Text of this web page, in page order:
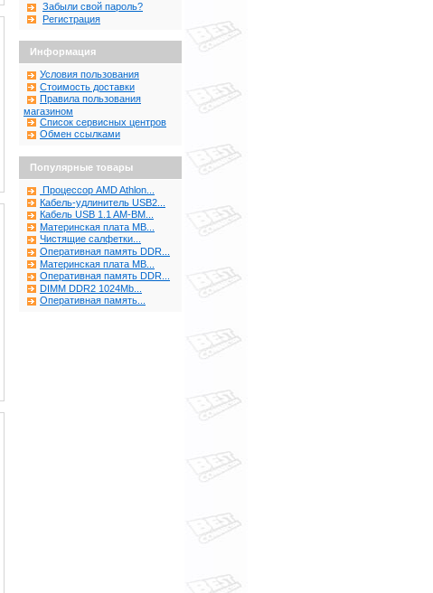
Забыли свой пароль?
Регистрация
Информация
Условия пользования
Стоимость доставки
Правила пользования
магазином
Список сервисных центров
Обмен ссылками
Популярные товары
Процессор AMD Athlon...
Кабель-удлинитель USB2...
Кабель USB 1.1 AM-BM...
Материнская плата MB...
Чистящие салфетки...
Оперативная память DDR...
Материнская плата MB...
Оперативная память DDR...
DIMM DDR2 1024Mb...
Оперативная память...